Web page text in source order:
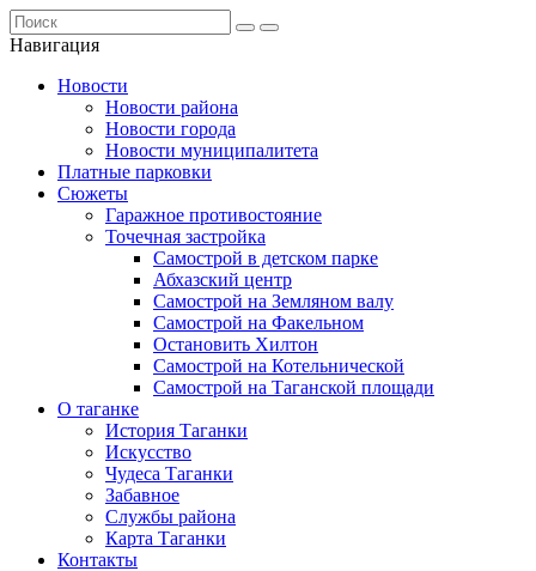
Навигация
Новости
Новости района
Новости города
Новости муниципалитета
Платные парковки
Сюжеты
Гаражное противостояние
Точечная застройка
Самострой в детском парке
Абхазский центр
Самострой на Земляном валу
Самострой на Факельном
Остановить Хилтон
Самострой на Котельнической
Самострой на Таганской площади
О таганке
История Таганки
Искусство
Чудеса Таганки
Забавное
Службы района
Карта Таганки
Контакты